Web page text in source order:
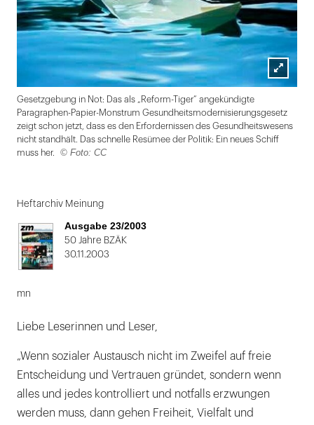
Lightbox
Gesetzgebung in Not: Das als „Reform-Tiger“ angekündigte
Paragraphen-Papier-Monstrum Gesundheitsmodernisierungsgesetz
zeigt schon jetzt, dass es den Erfordernissen des Gesundheitswesens
nicht standhält. Das schnelle Resümee der Politik: Ein neues Schiff
muss her.
© Foto: CC
1
von
2
Heftarchiv Meinung
Ausgabe 23/2003
50 Jahre BZÄK
30.11.2003
mn
Liebe Leserinnen und Leser,
„Wenn sozialer Austausch nicht im Zweifel auf freie
Entscheidung und Vertrauen gründet, sondern wenn
alles und jedes kontrolliert und notfalls erzwungen
werden muss, dann gehen Freiheit, Vielfalt und